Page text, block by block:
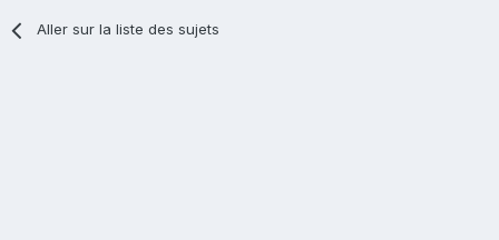
Aller sur la liste des sujets